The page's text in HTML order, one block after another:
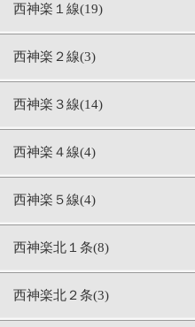
西神楽１線(19)
西神楽２線(3)
西神楽３線(14)
西神楽４線(4)
西神楽５線(4)
西神楽北１条(8)
西神楽北２条(3)